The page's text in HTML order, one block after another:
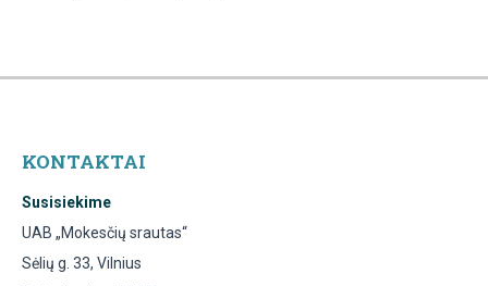
KONTAKTAI
Susisiekime
UAB „Mokesčių srautas“
Sėlių g. 33, Vilnius